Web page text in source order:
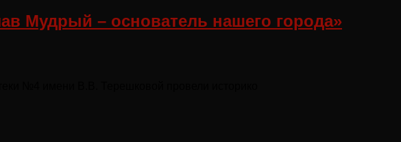
Мудрый – основатель нашего города»